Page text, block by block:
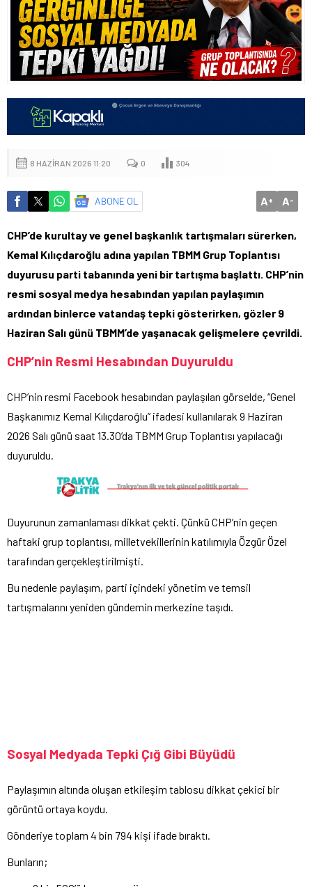
8 HAZIRAN 2026 11:20 0 304
ABONE OL A+ A-
CHP’de kurultay ve genel başkanlık tartışmaları sürerken,
Kemal Kılıçdaroğlu adına yapılan TBMM Grup Toplantısı
duyurusu parti tabanında yeni bir tartışma başlattı. CHP’nin
resmi sosyal medya hesabından yapılan paylaşımın
ardından binlerce vatandaş tepki gösterirken, gözler 9
Haziran Salı günü TBMM’de yaşanacak gelişmelere çevrildi.
CHP’nin Resmi Hesabından Duyuruldu
CHP’nin resmi Facebook hesabından paylaşılan görselde, “Genel
Başkanımız Kemal Kılıçdaroğlu” ifadesi kullanılarak 9 Haziran
2026 Salı günü saat 13.30’da TBMM Grup Toplantısı yapılacağı
duyuruldu.
Duyurunun zamanlaması dikkat çekti. Çünkü CHP’nin geçen
haftaki grup toplantısı, milletvekillerinin katılımıyla Özgür Özel
tarafından gerçekleştirilmişti.
Bu nedenle paylaşım, parti içindeki yönetim ve temsil
tartışmalarını yeniden gündemin merkezine taşıdı.
Sosyal Medyada Tepki Çığ Gibi Büyüdü
Paylaşımın altında oluşan etkileşim tablosu dikkat çekici bir
görüntü ortaya koydu.
Gönderiye toplam 4 bin 794 kişi ifade bıraktı.
Bunların;